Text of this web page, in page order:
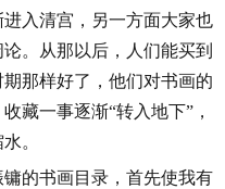
入清宫，另一方面大家也
。从那以后，人们能买到
那样好了，他们对书画的
藏一事逐渐“转入地下”，
。
的书画目录，首先使我有